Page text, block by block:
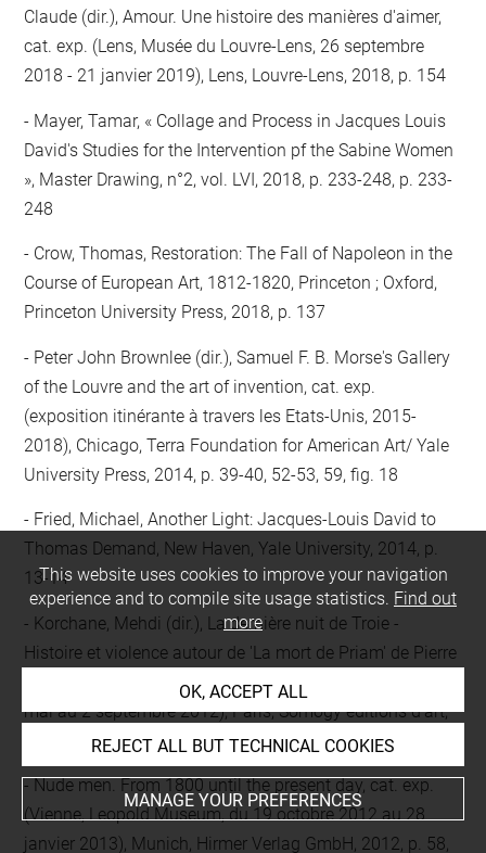
Claude (dir.), Amour. Une histoire des manières d'aimer,
cat. exp. (Lens, Musée du Louvre-Lens, 26 septembre
2018 - 21 janvier 2019), Lens, Louvre-Lens, 2018, p. 154
Mayer, Tamar, « Collage and Process in Jacques Louis
David's Studies for the Intervention pf the Sabine Women
», Master Drawing, n°2, vol. LVI, 2018, p. 233-248, p. 233-
248
Crow, Thomas, Restoration: The Fall of Napoleon in the
Course of European Art, 1812-1820, Princeton ; Oxford,
Princeton University Press, 2018, p. 137
Peter John Brownlee (dir.), Samuel F. B. Morse's Gallery
of the Louvre and the art of invention, cat. exp.
(exposition itinérante à travers les Etats-Unis, 2015-
2018), Chicago, Terra Foundation for American Art/ Yale
University Press, 2014, p. 39-40, 52-53, 59, fig. 18
Fried, Michael, Another Light: Jacques-Louis David to
Thomas Demand, New Haven, Yale University, 2014, p.
13-14
Korchane, Mehdi (dir.), La dernière nuit de Troie -
Histoire et violence autour de 'La mort de Priam' de Pierre
Guérin, cat. exp. (Angers, Musée des Beaux-Arts, du 25
mai au 2 septembre 2012), Paris, Somogy éditions d'art,
2012, p. 31-32, 121-122, fig. 51
Nude men. From 1800 until the present day, cat. exp.
(Vienne, Leopold Museum, du 19 octobre 2012 au 28
janvier 2013), Munich, Hirmer Verlag GmbH, 2012, p. 58,
This website uses cookies to improve your navigation
experience and to compile site usage statistics. Find out
more
OK, ACCEPT ALL
REJECT ALL BUT TECHNICAL COOKIES
MANAGE YOUR PREFERENCES